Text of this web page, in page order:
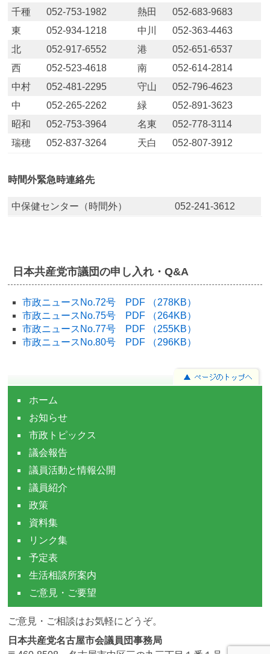
千種 052-753-1982 熱田
052-683-9683
東
052-934-1218 中川
052-363-4463
北
052-917-6552 港
052-651-6537
西
052-523-4618 南
052-614-2814
中村
052-481-2295 守山
052-796-4623
中
052-265-2262 緑
052-891-3623
昭和
052-753-3964 名東
052-778-3114
瑞穂
052-837-3264 天白 052-807-3912
時間外緊急時連絡先
中保健センター（時間外） 052-241-3612
日本共産党市議団の申し入れ・Q&A
市政ニュースNo.72号 PDF （278KB）
市政ニュースNo.75号 PDF （264KB）
市政ニュースNo.77号 PDF （255KB）
市政ニュースNo.80号 PDF （296KB）
ホーム
お知らせ
市政トピックス
議会報告
議員活動と情報公開
議員紹介
政策
資料集
リンク集
予定表
生活相談所案内
ご意見・ご要望
ご意見・ご相談はお気軽にどうぞ。
日本共産党名古屋市会議員団事務局